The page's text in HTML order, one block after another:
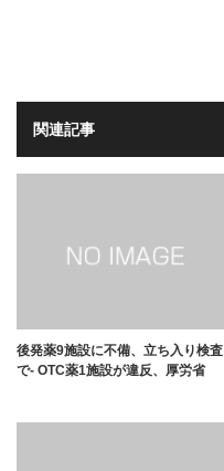
関連記事
後発薬9施設に不備、立ち入り検査
で- OTC薬1施設が違反、厚労省